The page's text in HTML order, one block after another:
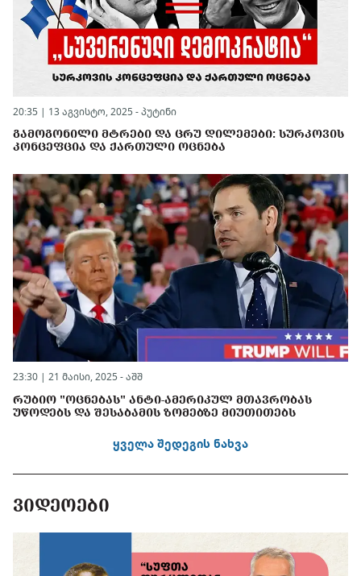
20:35 | 13 აგვისტო, 2025 - პუტინი
ᲒᲐᲛᲝᲒᲝᲜᲘᲚᲘ ᲛᲢᲠᲔᲑᲘ ᲓᲐ ᲪᲠᲣ ᲓᲘᲚᲔᲛᲔᲑᲘ: ᲡᲣᲠᲙᲝᲕᲘᲡ
ᲙᲝᲜᲪᲔᲤᲪᲘᲐ ᲓᲐ ᲥᲐᲠᲗᲣᲚᲘ ᲝᲪᲜᲔᲑᲐ
23:30 | 21 მაისი, 2025 - აშშ
ᲠᲣᲑᲘᲝ "ᲝᲪᲜᲔᲑᲐᲡ" ᲐᲜᲢᲘ-ᲐᲛᲔᲠᲘᲙᲣᲚ ᲛᲗᲐᲕᲠᲝᲑᲐᲡ
ᲣᲬᲝᲓᲔᲑᲡ ᲓᲐ ᲨᲔᲡᲐᲑᲐᲛᲘᲡ ᲖᲝᲛᲔᲑᲖᲔ ᲛᲘᲣᲗᲘᲗᲔᲑᲡ
ყველა შედეგის ნახვა
ᲕᲘᲓᲔᲝᲔᲑᲘ